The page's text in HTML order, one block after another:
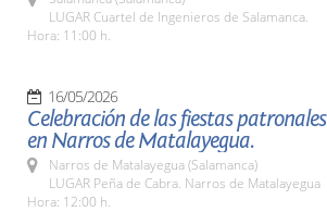
LUGAR Cuartel de Ingenieros de Salamanca.
Hora: 11:00 h.
16/05/2026
Celebración de las fiestas patronales
en Narros de Matalayegua.
Narros de Matalayegua (Salamanca)
LUGAR Peña de Cabra. Narros de Matalayegua
Hora: 12:00 h.